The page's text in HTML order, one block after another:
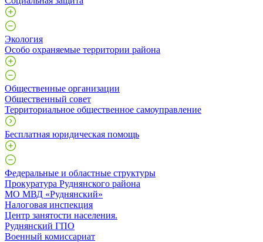
Экология
Особо охраняемые территории района
Общественные организации
Общественный совет
Территориальное общественное самоуправление
Бесплатная юридическая помощь
Федеральные и областные структуры
Прокуратура Руднянского района
МО МВД «Руднянский»
Налоговая инспекция
Центр занятости населения.
Руднянский ГПО
Военный комиссариат